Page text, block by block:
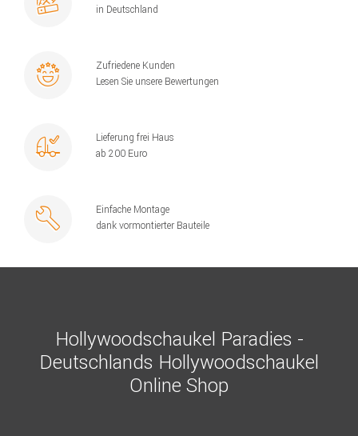
in Deutschland
Zufriedene Kunden
Lesen Sie unsere Bewertungen
Lieferung frei Haus
ab 200 Euro
Einfache Montage
dank vormontierter Bauteile
Hollywoodschaukel Paradies -
Deutschlands Hollywoodschaukel
Online Shop